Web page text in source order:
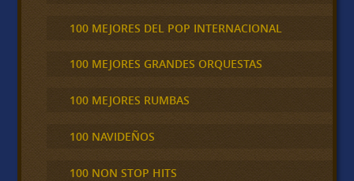
100 MEJORES DEL POP INTERNACIONAL
100 MEJORES GRANDES ORQUESTAS
100 MEJORES RUMBAS
100 NAVIDEÑOS
100 NON STOP HITS